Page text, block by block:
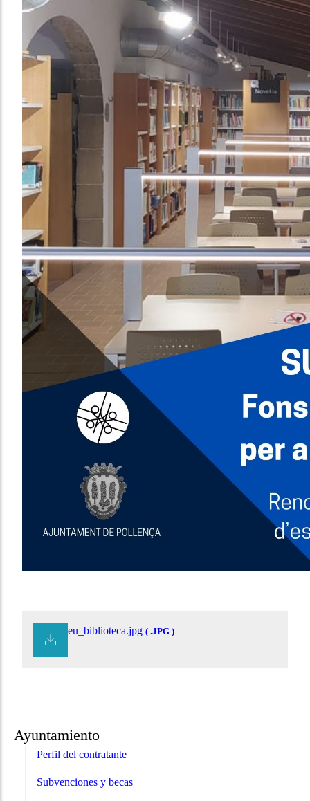
Ayuntamiento
Perfil del contratante
Subvenciones y becas
eu_biblioteca.jpg ( .JPG )